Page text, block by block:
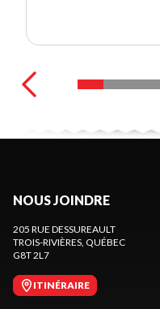
NOUS JOINDRE
205 RUE DESSUREAULT
TROIS-RIVIÈRES , QUÉBEC
G8T 2L7
ITINÉRAIRE